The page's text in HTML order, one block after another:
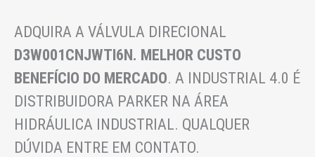
ADQUIRA A VÁLVULA DIRECIONAL
D3W001CNJWTI6N. MELHOR CUSTO
BENEFÍCIO DO MERCADO. A INDUSTRIAL 4.0 É
DISTRIBUIDORA PARKER NA ÁREA
HIDRÁULICA INDUSTRIAL. QUALQUER
DÚVIDA ENTRE EM CONTATO.